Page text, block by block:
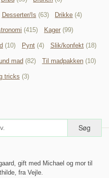
Desserter/Is (63) Drikke (4)
(415) Kager (99)
(10) Pynt (4) Slik/konfekt (18)
mad (82) Til madpakken (10)
tricks (3)
gift med Michael og mor til
fra Vejle.